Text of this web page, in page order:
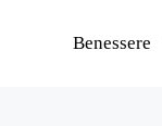
Benessere